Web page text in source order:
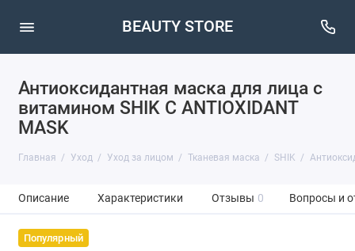
BEAUTY STORE
Антиоксидантная маска для лица с
витамином SHIK C ANTIOXIDANT
MASK
Главная Уход Уход за лицом Тканевая маска SHIK
Описание Характеристики Отзывы 0 Вопросы и
Популярный